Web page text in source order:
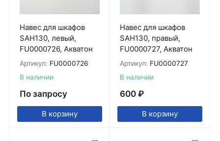
Навес для шкафов
SAH130, левый,
FU0000726, Акватон
Артикул: FU0000726
В наличии
По запросу
В корзину
Навес для шкафов
SAH130, правый,
FU0000727, Акватон
Артикул: FU0000727
В наличии
600 ₽
В корзину